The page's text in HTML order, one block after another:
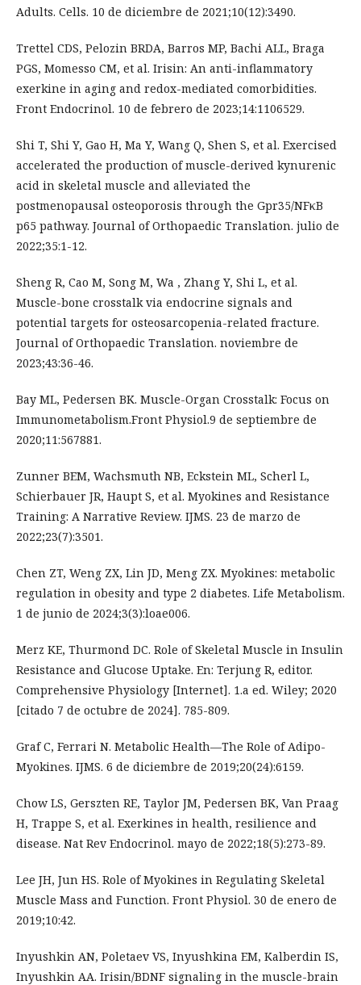
Adults. Cells. 10 de diciembre de 2021;10(12):3490.
Trettel CDS, Pelozin BRDA, Barros MP, Bachi ALL, Braga
PGS, Momesso CM, et al. Irisin: An anti-inflammatory
exerkine in aging and redox-mediated comorbidities.
Front Endocrinol. 10 de febrero de 2023;14:1106529.
Shi T, Shi Y, Gao H, Ma Y, Wang Q, Shen S, et al. Exercised
accelerated the production of muscle-derived kynurenic
acid in skeletal muscle and alleviated the
postmenopausal osteoporosis through the Gpr35/NFκB
p65 pathway. Journal of Orthopaedic Translation. julio de
2022;35:1-12.
Sheng R, Cao M, Song M, Wa , Zhang Y, Shi L, et al.
Muscle-bone crosstalk via endocrine signals and
potential targets for osteosarcopenia-related fracture.
Journal of Orthopaedic Translation. noviembre de
2023;43:36-46.
Bay ML, Pedersen BK. Muscle-Organ Crosstalk: Focus on
Immunometabolism.Front Physiol.9 de septiembre de
2020;11:567881.
Zunner BEM, Wachsmuth NB, Eckstein ML, Scherl L,
Schierbauer JR, Haupt S, et al. Myokines and Resistance
Training: A Narrative Review. IJMS. 23 de marzo de
2022;23(7):3501.
Chen ZT, Weng ZX, Lin JD, Meng ZX. Myokines: metabolic
regulation in obesity and type 2 diabetes. Life Metabolism.
1 de junio de 2024;3(3):loae006.
Merz KE, Thurmond DC. Role of Skeletal Muscle in Insulin
Resistance and Glucose Uptake. En: Terjung R, editor.
Comprehensive Physiology [Internet]. 1.a ed. Wiley; 2020
[citado 7 de octubre de 2024]. 785-809.
Graf C, Ferrari N. Metabolic Health—The Role of Adipo-
Myokines. IJMS. 6 de diciembre de 2019;20(24):6159.
Chow LS, Gerszten RE, Taylor JM, Pedersen BK, Van Praag
H, Trappe S, et al. Exerkines in health, resilience and
disease. Nat Rev Endocrinol. mayo de 2022;18(5):273-89.
Lee JH, Jun HS. Role of Myokines in Regulating Skeletal
Muscle Mass and Function. Front Physiol. 30 de enero de
2019;10:42.
Inyushkin AN, Poletaev VS, Inyushkina EM, Kalberdin IS,
Inyushkin AA. Irisin/BDNF signaling in the muscle-brain